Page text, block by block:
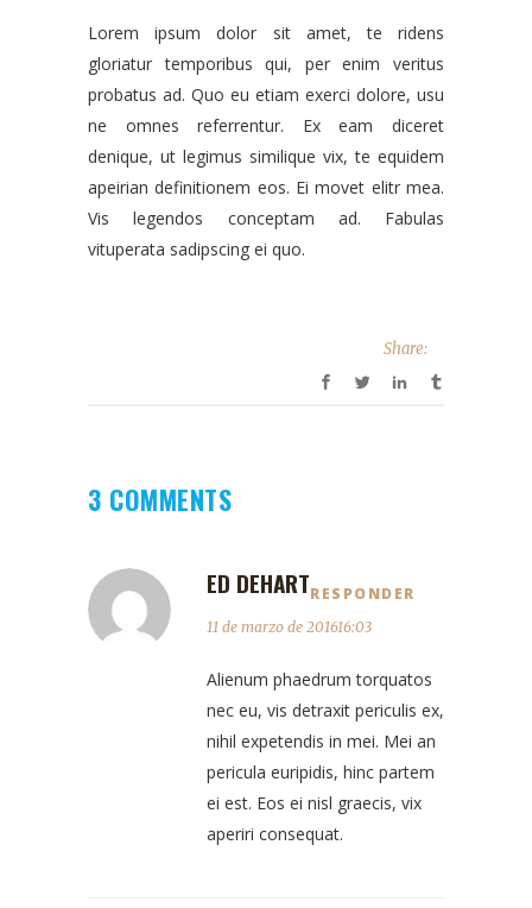
Lorem ipsum dolor sit amet, te ridens
gloriatur temporibus qui, per enim veritus
probatus ad. Quo eu etiam exerci dolore, usu
ne omnes referrentur. Ex eam diceret
denique, ut legimus similique vix, te equidem
apeirian definitionem eos. Ei movet elitr mea.
Vis legendos conceptam ad. Fabulas
vituperata sadipscing ei quo.
Share:
3 COMMENTS
ED DEHARTRESPONDER
11 de marzo de 201616:03
Alienum phaedrum torquatos
nec eu, vis detraxit periculis ex,
nihil expetendis in mei. Mei an
pericula euripidis, hinc partem
ei est. Eos ei nisl graecis, vix
aperiri consequat.